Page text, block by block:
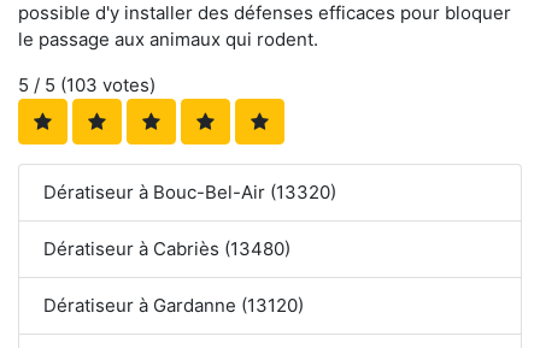
possible d'y installer des défenses efficaces pour bloquer
le passage aux animaux qui rodent.
5 / 5 (103 votes)
Dératiseur à Bouc-Bel-Air (13320)
Dératiseur à Cabriès (13480)
Dératiseur à Gardanne (13120)